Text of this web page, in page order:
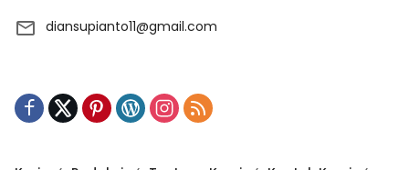
diansupianto11@gmail.com